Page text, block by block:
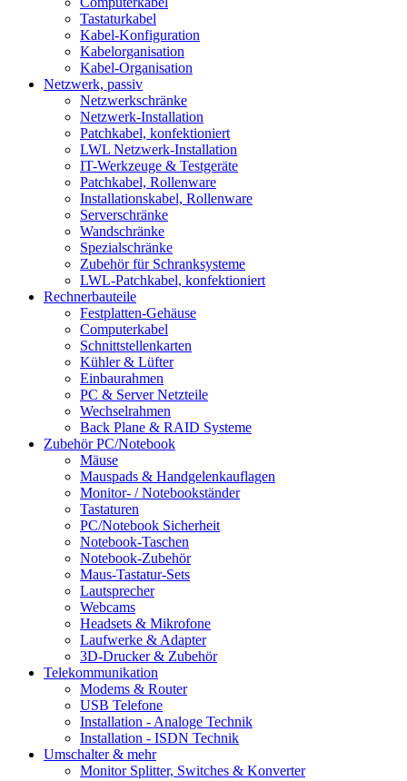
Tastaturkabel
Kabel-Konfiguration
Kabelorganisation
Kabel-Organisation
Netzwerk, passiv
Netzwerkschränke
Netzwerk-Installation
Patchkabel, konfektioniert
LWL Netzwerk-Installation
IT-Werkzeuge & Testgeräte
Patchkabel, Rollenware
Installationskabel, Rollenware
Serverschränke
Wandschränke
Spezialschränke
Zubehör für Schranksysteme
LWL-Patchkabel, konfektioniert
Rechnerbauteile
Festplatten-Gehäuse
Computerkabel
Schnittstellenkarten
Kühler & Lüfter
Einbaurahmen
PC & Server Netzteile
Wechselrahmen
Back Plane & RAID Systeme
Zubehör PC/Notebook
Mäuse
Mauspads & Handgelenkauflagen
Monitor- / Notebookständer
Tastaturen
PC/Notebook Sicherheit
Notebook-Taschen
Notebook-Zubehör
Maus-Tastatur-Sets
Lautsprecher
Webcams
Headsets & Mikrofone
Laufwerke & Adapter
3D-Drucker & Zubehör
Telekommunikation
Modems & Router
USB Telefone
Installation - Analoge Technik
Installation - ISDN Technik
Umschalter & mehr
Monitor Splitter, Switches & Konverter